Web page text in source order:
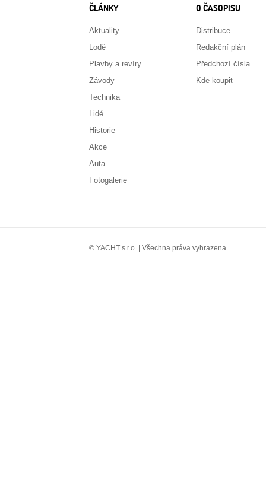
ČLÁNKY
Aktuality
Lodě
Plavby a revíry
Závody
Technika
Lidé
Historie
Akce
Auta
Fotogalerie
O ČASOPISU
Distribuce
Redakční plán
Předchozí čísla
Kde koupit
© YACHT s.r.o. | Všechna práva vyhrazena